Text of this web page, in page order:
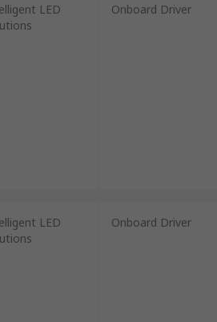
LED
Onboard Driver
LED
Onboard Driver